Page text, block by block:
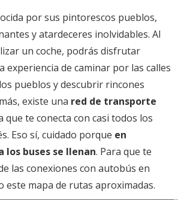
por sus pintorescos pueblos,
y atardeceres inolvidables. Al
un coche, podrás disfrutar
experiencia de caminar por las calles
pueblos y descubrir rincones
existe una red de transporte
que te conecta con casi todos los
Eso sí, cuidado porque en
buses se llenan. Para que te
las conexiones con autobús en
este mapa de rutas aproximadas.